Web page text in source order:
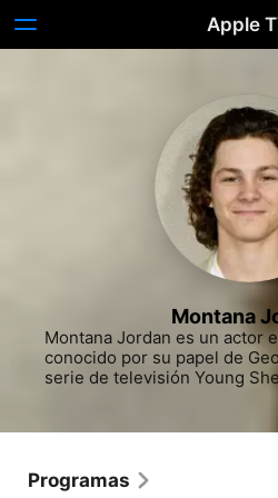
Apple
Montana
Montana Jordan es un actor
conocido por su papel de
serie de televisión Young
Programas